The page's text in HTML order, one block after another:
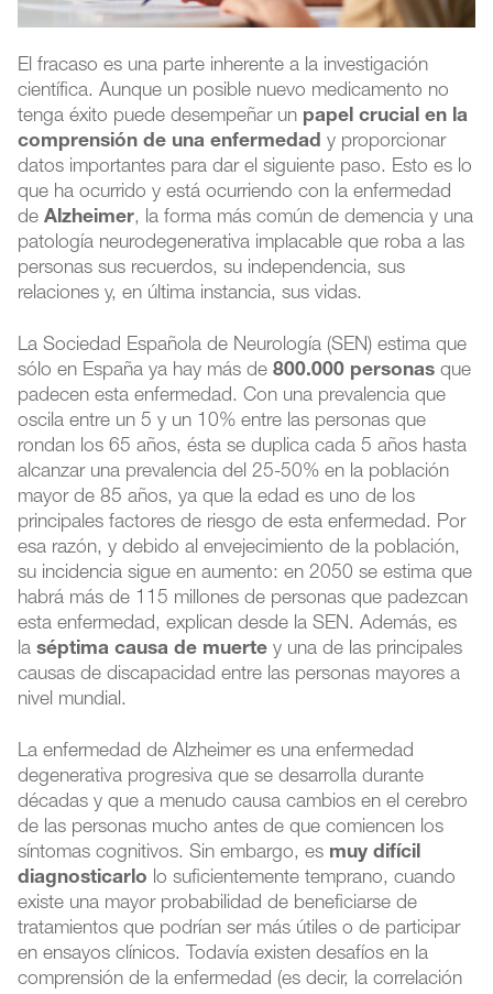
El fracaso es una parte inherente a la investigación
científica. Aunque un posible nuevo medicamento no
tenga éxito puede desempeñar un papel crucial en la
comprensión de una enfermedad y proporcionar
datos importantes para dar el siguiente paso. Esto es lo
que ha ocurrido y está ocurriendo con la enfermedad
deAlzheimer, la forma más común de demencia y una
patología neurodegenerativa implacable que roba a las
personas sus recuerdos, su independencia, sus
relaciones y, en última instancia, sus vidas.
La Sociedad Española de Neurología (SEN) estima que
sólo en España ya hay más de800.000 personas que
padecen esta enfermedad. Con una prevalencia que
oscila entre un 5 y un 10% entre las personas que
rondan los 65 años, ésta se duplica cada 5 años hasta
alcanzar una prevalencia del 25-50% en la población
mayor de 85 años, ya que la edad es uno de los
principales factores de riesgo de esta enfermedad. Por
esa razón, y debido al envejecimiento de la población,
su incidencia sigue en aumento: en 2050 se estima que
habrá más de 115 millones de personas que padezcan
esta enfermedad, explican desde la SEN. Además, es
laséptima causa de muerte y una de las principales
causas de discapacidad entre las personas mayores a
nivel mundial.
La enfermedad de Alzheimer es una enfermedad
degenerativa progresiva que se desarrolla durante
décadas y que a menudo causa cambios en el cerebro
de las personas mucho antes de que comiencen los
síntomas cognitivos. Sin embargo, es muy difícil
diagnosticarlo lo suficientemente temprano, cuando
existe una mayor probabilidad de beneficiarse de
tratamientos que podrían ser más útiles o de participar
en ensayos clínicos. Todavía existen desafíos en la
comprensión de la enfermedad (es decir, la correlación